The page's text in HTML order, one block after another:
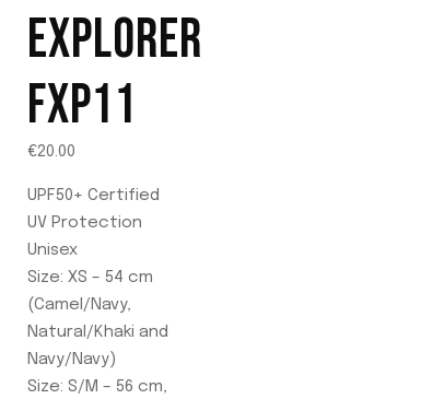
EXPLORER
FXP11
€20.00
UPF50+ Certified
UV Protection
Unisex
Size: XS – 54 cm
(Camel/Navy,
Natural/Khaki and
Navy/Navy)
Size: S/M – 56 cm,